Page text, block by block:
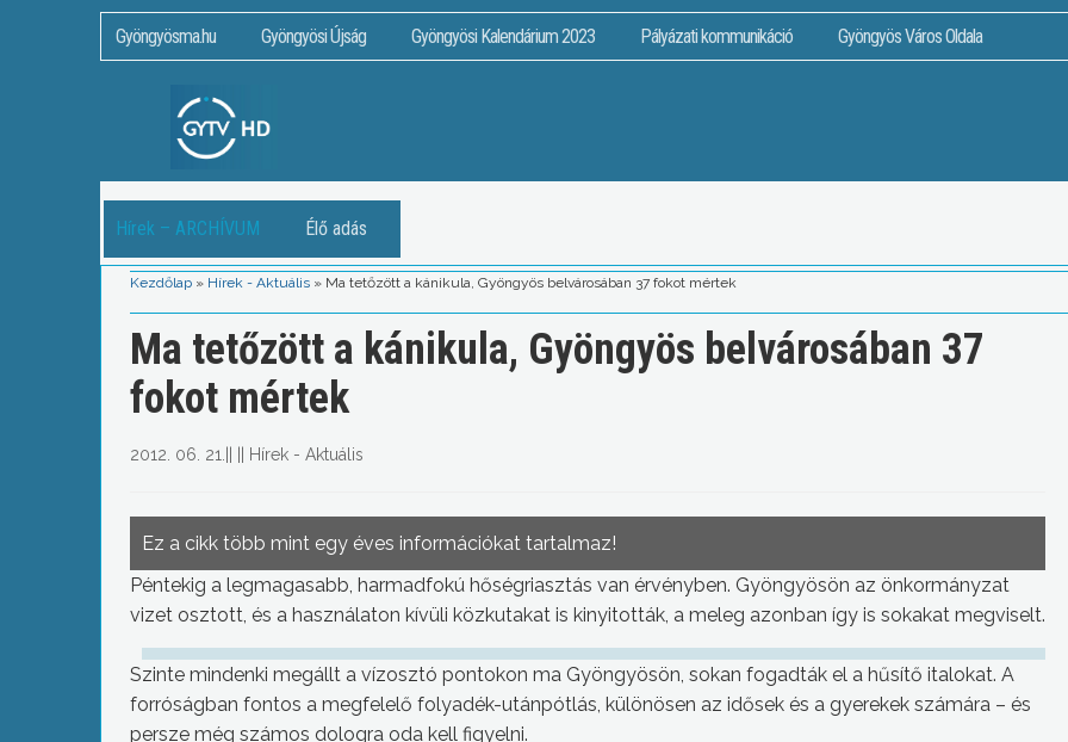
Gyöngyösma.hu Gyöngyösi Újság Gyöngyösi Kalendárium 2023 Pályázati kommunikáció Gyöngyös Város Oldala
Hírek – ARCHÍVUM Élő adás
Kezdőlap » Hírek - Aktuális » Ma tetőzött a kánikula, Gyöngyös belvárosában 37 fokot mértek
Ma tetőzött a kánikula, Gyöngyös belvárosában 37
fokot mértek
2012. 06. 21. Hírek - Aktuális
Ez a cikk több mint egy éves információkat tartalmaz!
Péntekig a legmagasabb, harmadfokú hőségriasztás van érvényben. Gyöngyösön az önkormányzat
vizet osztott, és a használaton kívüli közkutakat is kinyitották, a meleg azonban így is sokakat megviselt.
Szinte mindenki megállt a vízosztó pontokon ma Gyöngyösön, sokan fogadták el a hűsítő italokat. A
forróságban fontos a megfelelő folyadék-utánpótlás, különösen az idősek és a gyerekek számára – és
persze még számos dologra oda kell figyelni.